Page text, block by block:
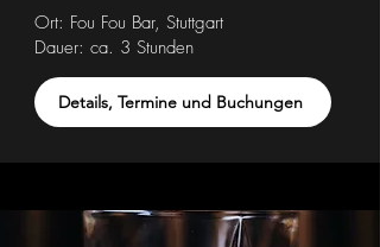
Ort: Fou Fou Bar, Stuttgart
Dauer: ca. 3 Stunden
Details, Termine und Buchungen